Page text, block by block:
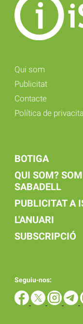
Qui som
Publicitat
Contacte
Política de
BOTIGA
QUI SOM?
SABADELL
PUBLICITAT A
L'ANUARI
SUBSCRIPCIÓ
Seguiu-nos: